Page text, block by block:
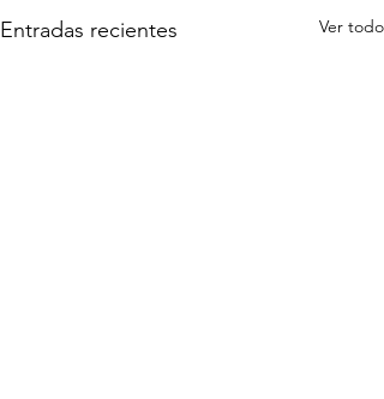
Entradas recientes Ver todo